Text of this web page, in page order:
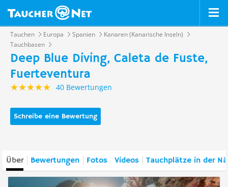
Tauchen Europa Spanien
Kanaren (Kanarische Inseln)
Tauchbasen
Deep Blue Diving, Caleta de Fuste,
Fuerteventura
40 Bewertungen
Schreibe eine Bewertung
Über Bewertungen Fotos Videos Tauchplätze in der